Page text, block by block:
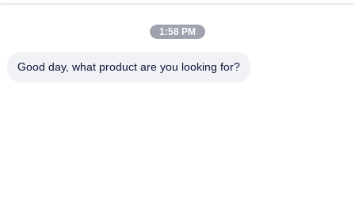
Verlegte Dehnfuge
1:58 PM
Good day, what product are you looking for?